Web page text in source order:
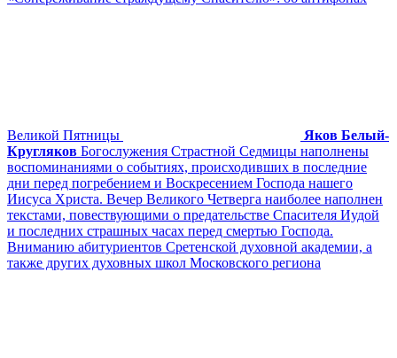
Великой Пятницы
Яков Белый-
Кругляков Богослужения Страстной Седмицы наполнены
воспоминаниями о событиях, происходивших в последние
дни перед погребением и Воскресением Господа нашего
Иисуса Христа. Вечер Великого Четверга наиболее наполнен
текстами, повествующими о предательстве Спасителя Иудой
и последних страшных часах перед смертью Господа.
Вниманию абитуриентов Сретенской духовной академии, а
также других духовных школ Московского региона